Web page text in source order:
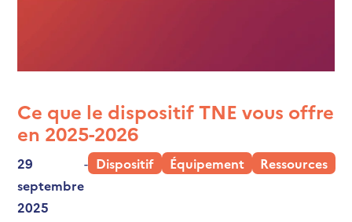
Ce que le dispositif TNE vous offre
en 2025-2026
29
septembre
2025
- Dispositif Équipement Ressources